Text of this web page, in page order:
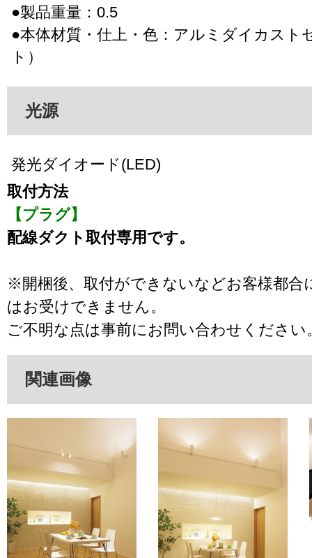
●製品重量：0.5
●本体材質・仕上・色：アルミダイカスト
ト）
光源
発光ダイオード(LED)
取付方法
【プラグ】
配線ダクト取付専用です。
※開梱後、取付ができないなどお客様都合
はお受けできません。
ご不明な点は事前にお問い合わせください
関連画像